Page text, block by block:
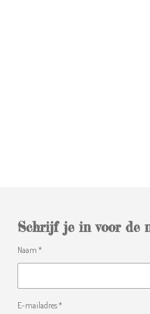
Schrijf je in voor de
Naam *
E-mailadres *